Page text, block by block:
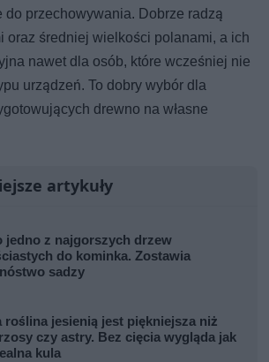
do przechowywania. Dobrze radzą
oraz średniej wielkości polanami, a ich
nawet dla osób, które wcześniej nie
urządzeń. To dobry wybór dla
drewno na własne
artykuły
jedno z najgorszych drzew
do kominka. Zostawia
sadzy
roślina jesienią jest piękniejsza niż
czy astry. Bez cięcia wygląda jak
kula